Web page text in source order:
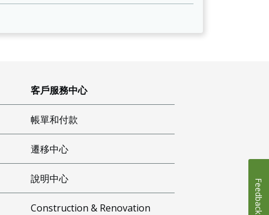
客戶服務中心
帳單和付款
遷移中心
說明中心
Construction & Renovation Feedback